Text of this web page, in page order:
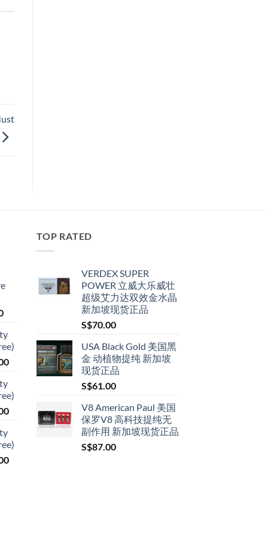
Price
S$79.00
through
S$399.00
Price
through
S$209.00
Price
through
S$209.00
Price
TOP RATED
VERDEX SUPER
POWER 立威大乐威壮
超级艾力达双效金水晶
新加坡现货正品
S$70.00
USA Black Gold 美国黑
金 动植物提纯 新加坡
现货正品
S$61.00
V8 American Paul 美国
保罗V8 高科技提纯无
副作用 新加坡现货正品
S$87.00